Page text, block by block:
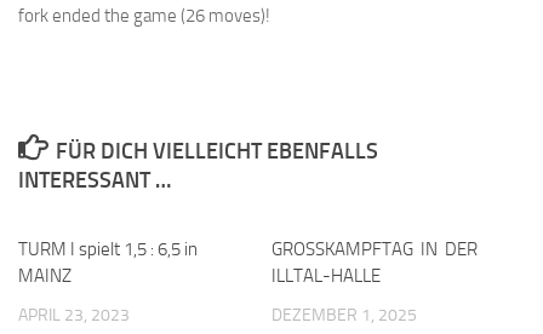
fork ended the game (26 moves)!
FÜR DICH VIELLEICHT EBENFALLS
INTERESSANT …
TURM I spielt 1,5 : 6,5 in
MAINZ
APRIL 23, 2023
GROSSKAMPFTAG IN DER
ILLTAL-HALLE
DEZEMBER 1, 2025